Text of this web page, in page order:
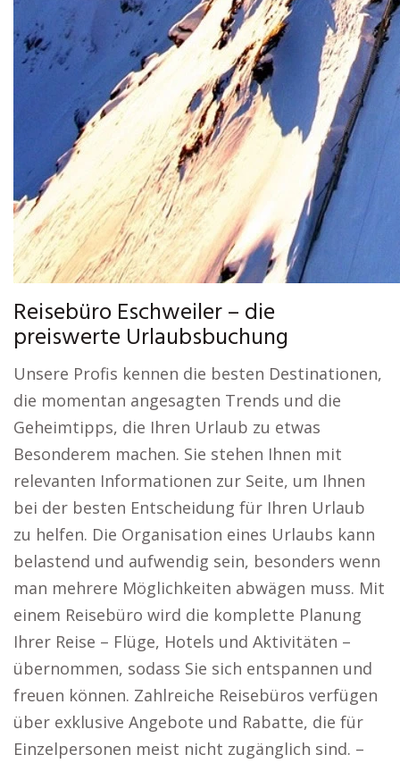
Reisebüro Eschweiler – die
preiswerte Urlaubsbuchung
Unsere Profis kennen die besten Destinationen,
die momentan angesagten Trends und die
Geheimtipps, die Ihren Urlaub zu etwas
Besonderem machen. Sie stehen Ihnen mit
relevanten Informationen zur Seite, um Ihnen
bei der besten Entscheidung für Ihren Urlaub
zu helfen. Die Organisation eines Urlaubs kann
belastend und aufwendig sein, besonders wenn
man mehrere Möglichkeiten abwägen muss. Mit
einem Reisebüro wird die komplette Planung
Ihrer Reise – Flüge, Hotels und Aktivitäten –
übernommen, sodass Sie sich entspannen und
freuen können. Zahlreiche Reisebüros verfügen
über exklusive Angebote und Rabatte, die für
Einzelpersonen meist nicht zugänglich sind. –